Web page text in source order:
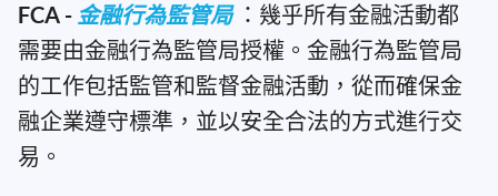
FCA - 金融行為監管局：幾乎所有金融活動都
需要由金融行為監管局授權。金融行為監管局
的工作包括監管和監督金融活動，從而確保金
融企業遵守標準，並以安全合法的方式進行交
易。